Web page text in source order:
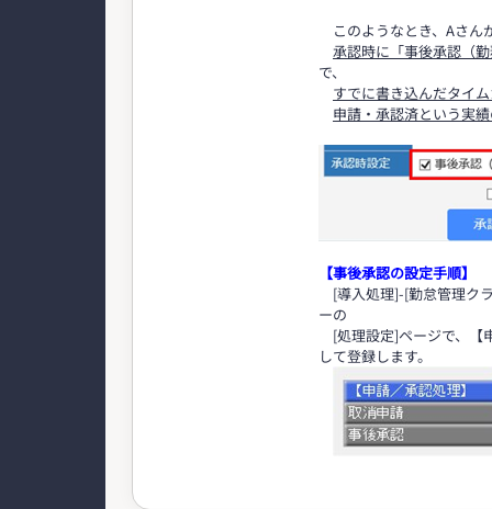
このようなとき、Aさん
承認時に「事後承認（
で、
すでに書き込んだタイ
申請・承認済という実
【事後承認の設定手順】
[導入処理]-[勤怠管理ク
ーの
[処理設定]ページで、【
して登録します。